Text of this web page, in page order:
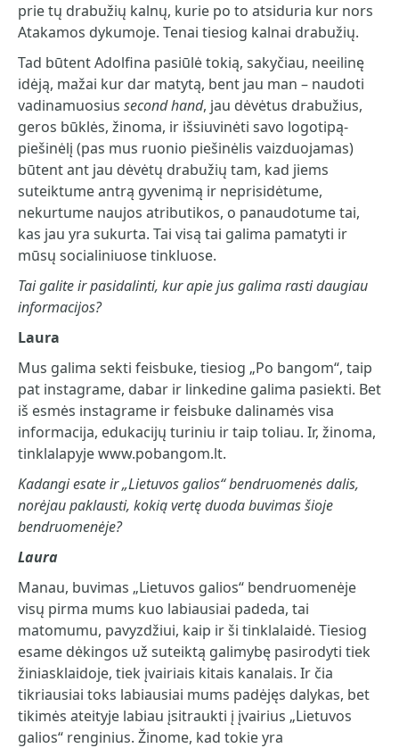
prie tų drabužių kalnų, kurie po to atsiduria kur nors
Atakamos dykumoje. Tenai tiesiog kalnai drabužių.
Tad būtent Adolfina pasiūlė tokią, sakyčiau, neeilinę
idėją, mažai kur dar matytą, bent jau man – naudoti
vadinamuosius second hand, jau dėvėtus drabužius,
geros būklės, žinoma, ir išsiuvinėti savo logotipą-
piešinėlį (pas mus ruonio piešinėlis vaizduojamas)
būtent ant jau dėvėtų drabužių tam, kad jiems
suteiktume antrą gyvenimą ir neprisidėtume,
nekurtume naujos atributikos, o panaudotume tai,
kas jau yra sukurta. Tai visą tai galima pamatyti ir
mūsų socialiniuose tinkluose.
Tai galite ir pasidalinti, kur apie jus galima rasti daugiau
informacijos?
Laura
Mus galima sekti feisbuke, tiesiog „Po bangom“, taip
pat instagrame, dabar ir linkedine galima pasiekti. Bet
iš esmės instagrame ir feisbuke dalinamės visa
informacija, edukacijų turiniu ir taip toliau. Ir, žinoma,
tinklalapyje www.pobangom.lt.
Kadangi esate ir „Lietuvos galios“ bendruomenės dalis,
norėjau paklausti, kokią vertę duoda buvimas šioje
bendruomenėje?
Laura
Manau, buvimas „Lietuvos galios“ bendruomenėje
visų pirma mums kuo labiausiai padeda, tai
matomumu, pavyzdžiui, kaip ir ši tinklalaidė. Tiesiog
esame dėkingos už suteiktą galimybę pasirodyti tiek
žiniasklaidoje, tiek įvairiais kitais kanalais. Ir čia
tikriausiai toks labiausiai mums padėjęs dalykas, bet
tikimės ateityje labiau įsitraukti į įvairius „Lietuvos
galios“ renginius. Žinome, kad tokie yra